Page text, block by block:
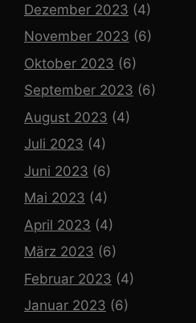
Dezember 2023 (4)
November 2023 (6)
Oktober 2023 (6)
September 2023 (6)
August 2023 (4)
Juli 2023 (4)
Juni 2023 (6)
Mai 2023 (4)
April 2023 (4)
März 2023 (6)
Februar 2023 (4)
Januar 2023 (6)